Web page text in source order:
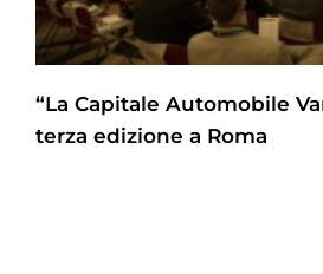
“La Capitale Automobile
terza edizione a Roma